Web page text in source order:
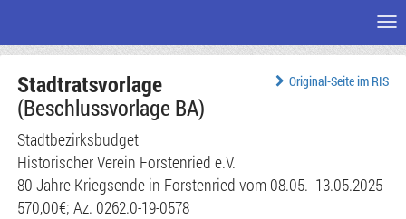
Seiteninhalt
Original-Seite im RIS
Stadtratsvorlage
(Beschlussvorlage BA)
Stadtbezirksbudget
Historischer Verein Forstenried e.V.
80 Jahre Kriegsende in Forstenried vom 08.05. -13.05.2025
570,00€; Az. 0262.0-19-0578